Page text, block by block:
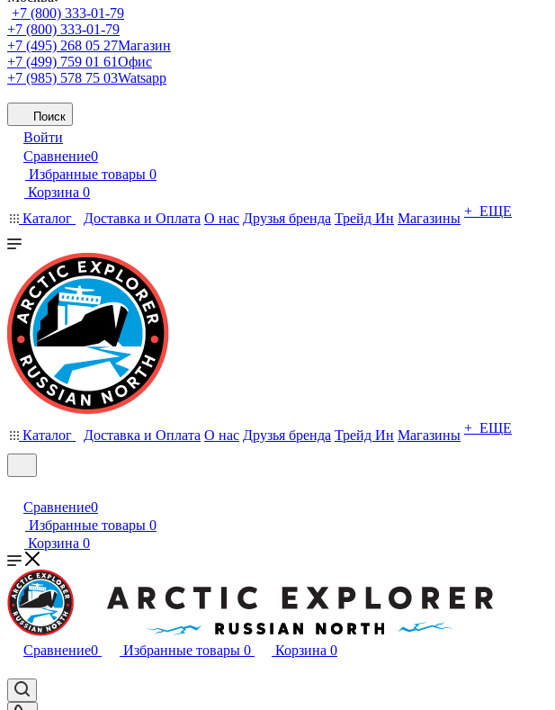
+7 (800) 333-01-79
+7 (800) 333-01-79
+7 (495) 268 05 27Магазин
+7 (499) 759 01 61Офис
+7 (985) 578 75 03Watsapp
Поиск
Войти
Сравнение0
Избранные товары 0
Корзина 0
Каталог
Доставка и Оплата О нас Друзья бренда Трейд Ин Магазины + ЕЩЕ
Каталог Доставка и Оплата О нас Друзья бренда Трейд Ин Магазины + ЕЩЕ
Сравнение0
Избранные товары 0
Корзина 0
Сравнение0 Избранные товары 0 Корзина 0